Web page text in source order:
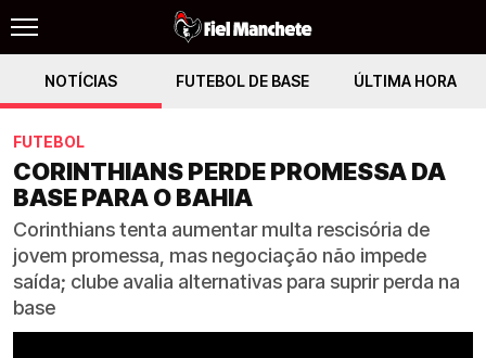
NOTÍCIAS FUTEBOL DE BASE ÚLTIMA HORA
FUTEBOL
CORINTHIANS PERDE PROMESSA DA
BASE PARA O BAHIA
Corinthians tenta aumentar multa rescisória de
jovem promessa, mas negociação não impede
saída; clube avalia alternativas para suprir perda na
base